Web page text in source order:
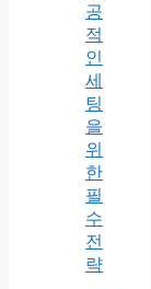
공
적
인
세
팅
을
위
한
필
수
전
략